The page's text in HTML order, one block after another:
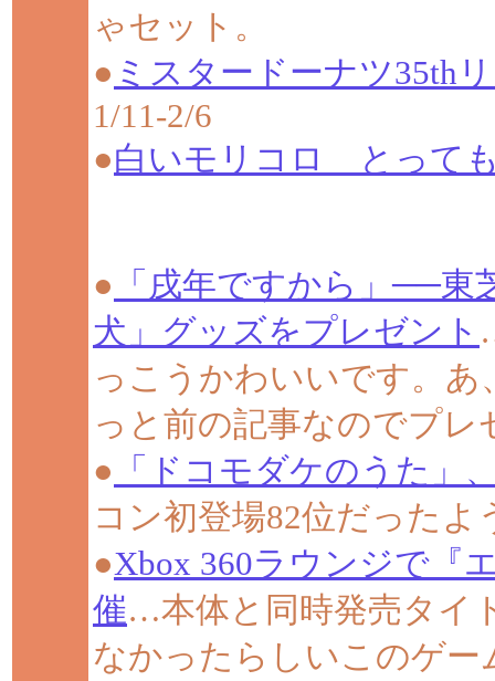
ゃセット。
● ミスタードーナツ35th
1/11-2/6
●白いモリコロ とって
● 「戌年ですから」──
犬」グッズをプレゼント
っこうかわいいです。
っと前の記事なのでプ
● 「ドコモダケのうた」
コン初登場82位だったよ
●Xbox 360ラウンジで『
催…本体と同時発売タイ
なかったらしいこのゲ